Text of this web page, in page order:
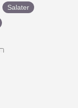
Salater